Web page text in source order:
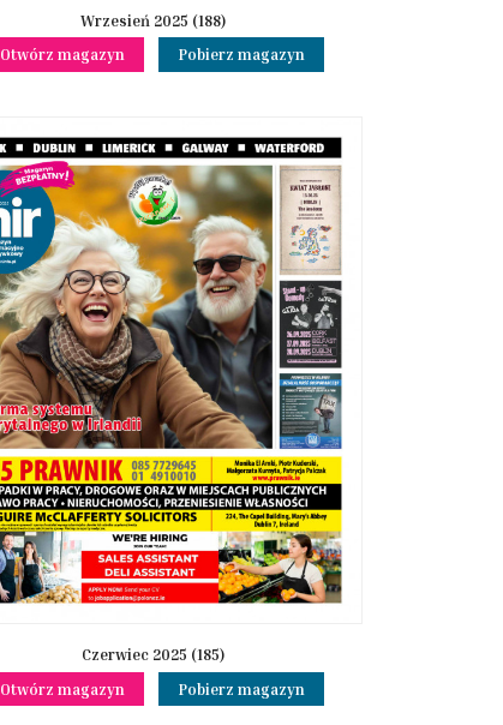
Wrzesień 2025 (188)
Otwórz magazyn
Pobierz magazyn
Czerwiec 2025 (185)
Otwórz magazyn
Pobierz magazyn